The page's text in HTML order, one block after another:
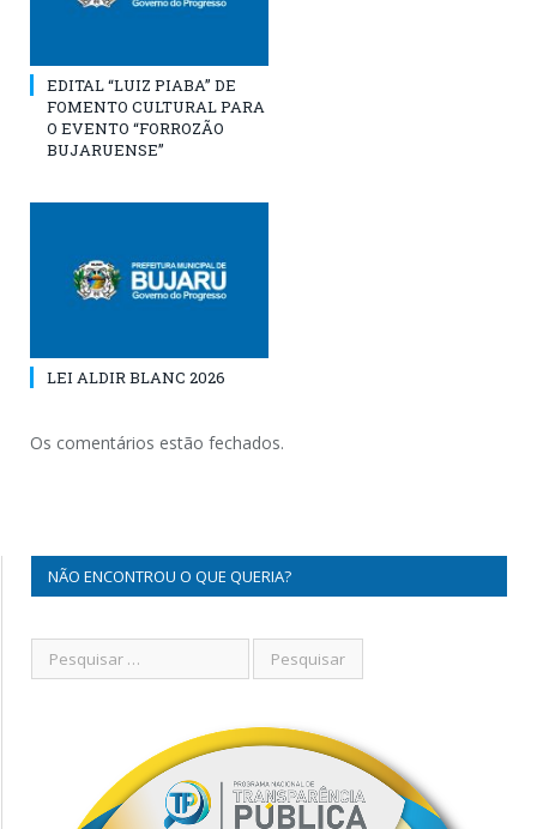
EDITAL “LUIZ PIABA” DE
FOMENTO CULTURAL PARA
O EVENTO “FORROZÃO
BUJARUENSE”
LEI ALDIR BLANC 2026
Os comentários estão fechados.
NÃO ENCONTROU O QUE QUERIA?